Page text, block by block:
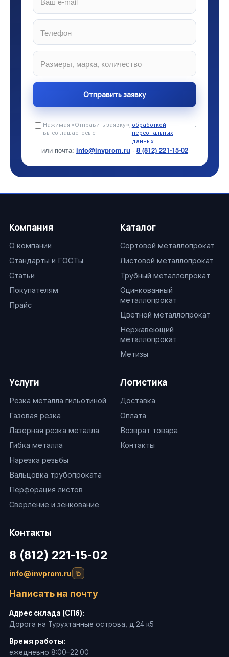
Нажимая «Отправить заявку»,
вы соглашаетесь с
обработкой
персональных
данных
.
или почта: info@invprom.ru · 8 (812) 221-15-02
Компания
О компании
Стандарты и ГОСТы
Статьи
Покупателям
Прайс
Каталог
Сортовой металлопрокат
Листовой металлопрокат
Трубный металлопрокат
Оцинкованный
металлопрокат
Цветной металлопрокат
Нержавеющий
металлопрокат
Метизы
Услуги
Резка металла гильотиной
Газовая резка
Лазерная резка металла
Гибка металла
Нарезка резьбы
Вальцовка трубопроката
Перфорация листов
Сверление и зенкование
Логистика
Доставка
Оплата
Возврат товара
Контакты
Контакты
8 (812) 221-15-02
info@invprom.ru
Написать на почту
Адрес склада (СПб):
Дорога на Турухтанные острова, д.24 к5
Время работы:
ежедневно 8:00–22:00